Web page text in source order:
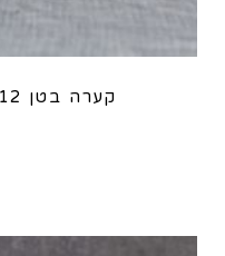
קערה בטן 12 ס"מ דגם רגב לבן